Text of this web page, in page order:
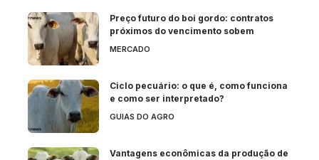
Preço futuro do boi gordo: contratos
próximos do vencimento sobem
MERCADO
Ciclo pecuário: o que é, como funciona
e como ser interpretado?
GUIAS DO AGRO
Vantagens econômicas da produção de